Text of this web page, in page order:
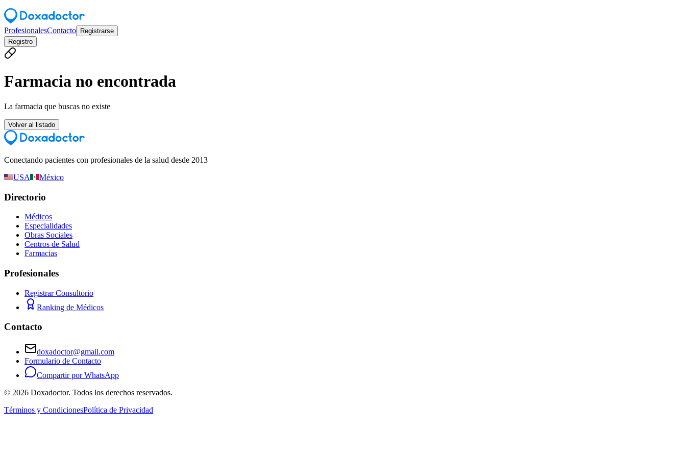
ProfesionalesContacto
Registrarse
Registro
Farmacia no encontrada
La farmacia que buscas no existe
Volver al listado
Conectando pacientes con profesionales de la salud desde 2013
USA
México
Directorio
Médicos
Especialidades
Obras Sociales
Centros de Salud
Farmacias
Profesionales
Registrar Consultorio
Ranking de Médicos
Contacto
doxadoctor@gmail.com
Formulario de Contacto
Compartir por WhatsApp
© 2026 Doxadoctor. Todos los derechos reservados.
Términos y CondicionesPolítica de Privacidad